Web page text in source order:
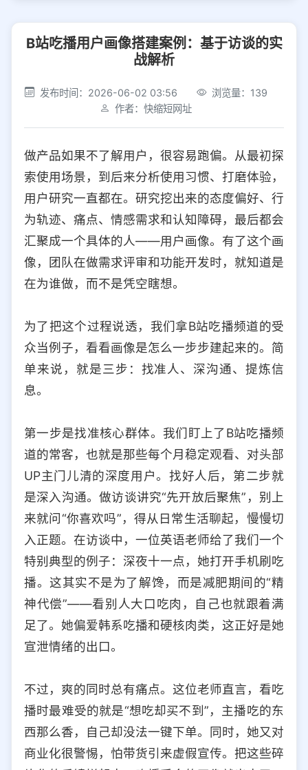
社交平台 电商平台
选择防红平台类型，避免链接被拦截
平台设置
iOS Android PC 其他
选择允许访问的平台类型
B站吃播用户画像搭建案例：基于访谈的实
战解析
发布时间：2026-06-02 03:56
浏览量：139
作者：快缩短网址
做产品如果不了解用户，很容易跑偏。从最初探
索使用场景，到后来分析使用习惯、打磨体验，
用户研究一直都在。研究挖出来的态度偏好、行
为轨迹、痛点、情感需求和认知障碍，最后都会
汇聚成一个具体的人——用户画像。有了这个画
像，团队在做需求评审和功能开发时，就知道是
在为谁做，而不是凭空瞎想。
为了把这个过程说透，我们拿B站吃播频道的受
众当例子，看看画像是怎么一步步建起来的。简
单来说，就是三步：找准人、深沟通、提炼信
息。
第一步是找准核心群体。我们盯上了B站吃播频
道的常客，也就是那些每个月稳定观看、对头部
UP主门儿清的深度用户。找好人后，第二步就
是深入沟通。做访谈讲究“先开放后聚焦”，别上
来就问“你喜欢吗”，得从日常生活聊起，慢慢切
入正题。在访谈中，一位英语老师给了我们一个
特别典型的例子：深夜十一点，她打开手机刷吃
播。这其实不是为了解馋，而是减肥期间的“精
神代偿”——看别人大口吃肉，自己也就跟着满
足了。她偏爱韩系吃播和硬核肉类，这正好是她
宣泄情绪的出口。
不过，爽的同时总有痛点。这位老师直言，看吃
播时最难受的就是“想吃却买不到”，主播吃的东
西那么香，自己却没法一键下单。同时，她又对
商业化很警惕，怕带货引来虚假宣传。把这些碎